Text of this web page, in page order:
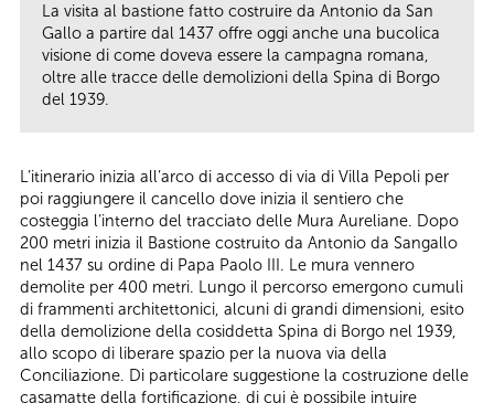
La visita al bastione fatto costruire da Antonio da San
Gallo a partire dal 1437 offre oggi anche una bucolica
visione di come doveva essere la campagna romana,
oltre alle tracce delle demolizioni della Spina di Borgo
del 1939.
L’itinerario inizia all’arco di accesso di via di Villa Pepoli per
poi raggiungere il cancello dove inizia il sentiero che
costeggia l’interno del tracciato delle Mura Aureliane. Dopo
200 metri inizia il Bastione costruito da Antonio da Sangallo
nel 1437 su ordine di Papa Paolo III. Le mura vennero
demolite per 400 metri. Lungo il percorso emergono cumuli
di frammenti architettonici, alcuni di grandi dimensioni, esito
della demolizione della cosiddetta Spina di Borgo nel 1939,
allo scopo di liberare spazio per la nuova via della
Conciliazione. Di particolare suggestione la costruzione delle
casamatte della fortificazione, di cui è possibile intuire